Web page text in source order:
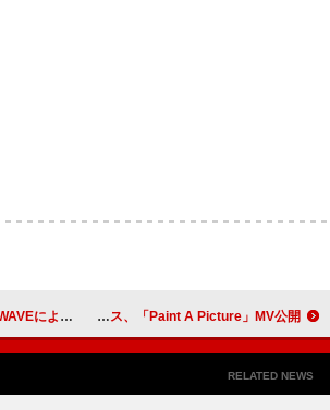
feat. Kaneee, 7」6/18リリース フジロック出演のザ・ハイヴス、「Paint A Picture」MV公開
RELATED NEWS